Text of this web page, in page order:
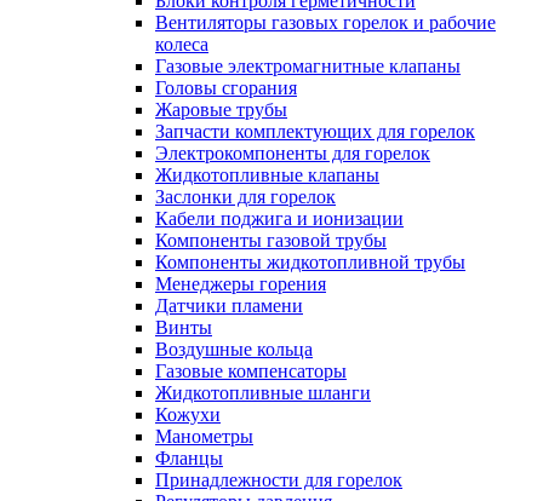
Вентиляторы газовых горелок и рабочие
колеса
Газовые электромагнитные клапаны
Головы сгорания
Жаровые трубы
Запчасти комплектующих для горелок
Электрокомпоненты для горелок
Жидкотопливные клапаны
Заслонки для горелок
Кабели поджига и ионизации
Компоненты газовой трубы
Компоненты жидкотопливной трубы
Менеджеры горения
Датчики пламени
Винты
Воздушные кольца
Газовые компенсаторы
Жидкотопливные шланги
Кожухи
Манометры
Фланцы
Принадлежности для горелок